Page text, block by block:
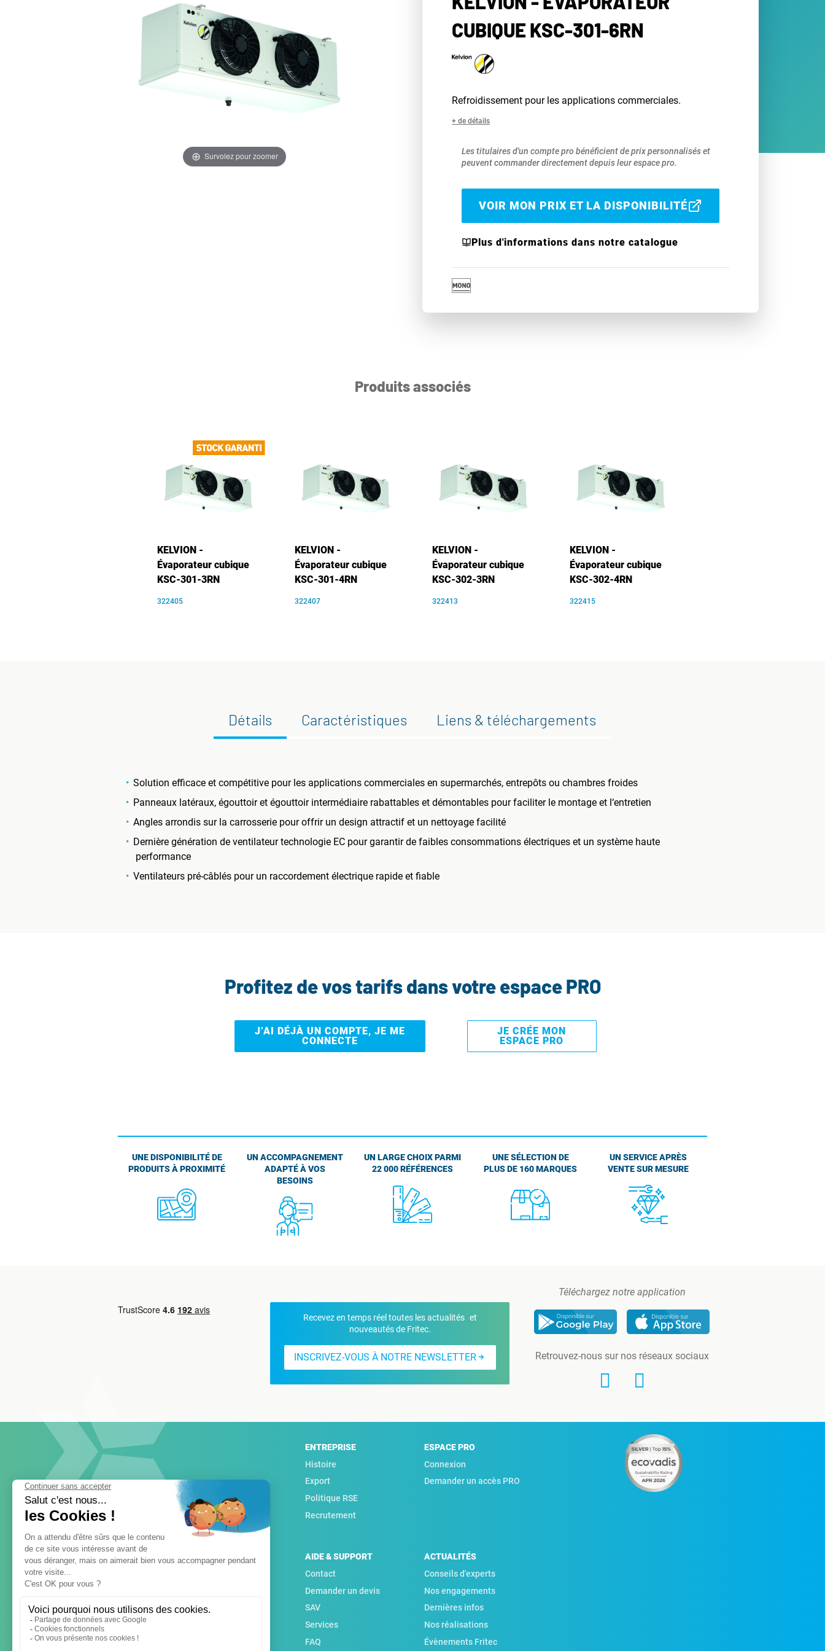
Survolez pour zoomer
CUBIQUE KSC-301-6RN
Refroidissement pour les applications commerciales.
+ de détails
Les titulaires d'un compte pro bénéficient de prix personnalisés et
peuvent commander directement depuis leur espace pro.
VOIR MON PRIX ET LA DISPONIBILITÉ
Plus d'informations dans notre catalogue
Produits associés
KELVION -
Évaporateur cubique
KSC-301-3RN
322405
KELVION -
Évaporateur cubique
KSC-301-4RN
322407
KELVION -
Évaporateur cubique
KSC-302-3RN
322413
KELVION -
Évaporateur cubique
KSC-302-4RN
322415
Détails Caractéristiques Liens & téléchargements
Solution efficace et compétitive pour les applications commerciales en supermarchés, entrepôts ou chambres froides
Panneaux latéraux, égouttoir et égouttoir intermédiaire rabattables et démontables pour faciliter le montage et l‘entretien
Angles arrondis sur la carrosserie pour offrir un design attractif et un nettoyage facilité
Dernière génération de ventilateur technologie EC pour garantir de faibles consommations électriques et un système haute
performance
Ventilateurs pré-câblés pour un raccordement électrique rapide et fiable
Profitez de vos tarifs dans votre espace PRO
J’AI DÉJÀ UN COMPTE, JE ME
CONNECTE
JE CRÉE MON
ESPACE PRO
UNE DISPONIBILITÉ DE
PRODUITS À PROXIMITÉ
UN ACCOMPAGNEMENT
ADAPTÉ À VOS
BESOINS
UN LARGE CHOIX PARMI
22 000 RÉFÉRENCES
UNE SÉLECTION DE
PLUS DE 160 MARQUES
UN SERVICE APRÈS
VENTE SUR MESURE
Recevez en temps réel toutes les actualités et
nouveautés de Fritec.
INSCRIVEZ-VOUS À NOTRE NEWSLETTER
Téléchargez notre application
Retrouvez-nous sur nos réseaux sociaux
ENTREPRISE
Histoire
Export
Politique RSE
Recrutement
ESPACE PRO
Connexion
Demander un accès PRO
AIDE & SUPPORT
Contact
Demander un devis
SAV
Services
FAQ
ACTUALITÉS
Conseils d'experts
Nos engagements
Dernières infos
Nos réalisations
Évènements Fritec